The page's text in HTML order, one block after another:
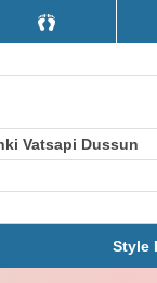
Vatsapi Dussun
Style